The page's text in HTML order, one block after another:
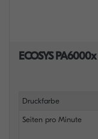
ECOSYS PA6000x
Druckfarbe
Seiten pro Minute